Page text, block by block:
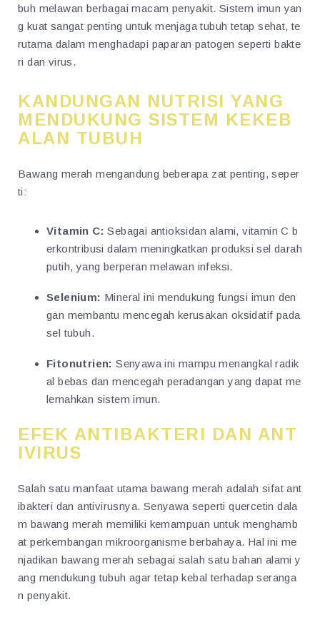
buh melawan berbagai macam penyakit. Sistem imun yan
g kuat sangat penting untuk menjaga tubuh tetap sehat, te
rutama dalam menghadapi paparan patogen seperti bakte
ri dan virus.
KANDUNGAN NUTRISI YANG
MENDUKUNG SISTEM KEKEB
ALAN TUBUH
Bawang merah mengandung beberapa zat penting, seper
ti:
Vitamin C: Sebagai antioksidan alami, vitamin C b
erkontribusi dalam meningkatkan produksi sel darah
putih, yang berperan melawan infeksi.
Selenium: Mineral ini mendukung fungsi imun den
gan membantu mencegah kerusakan oksidatif pada
sel tubuh.
Fitonutrien: Senyawa ini mampu menangkal radik
al bebas dan mencegah peradangan yang dapat me
lemahkan sistem imun.
EFEK ANTIBAKTERI DAN ANT
IVIRUS
Salah satu manfaat utama bawang merah adalah sifat ant
ibakteri dan antivirusnya. Senyawa seperti quercetin dala
m bawang merah memiliki kemampuan untuk menghamb
at perkembangan mikroorganisme berbahaya. Hal ini me
njadikan bawang merah sebagai salah satu bahan alami y
ang mendukung tubuh agar tetap kebal terhadap seranga
n penyakit.